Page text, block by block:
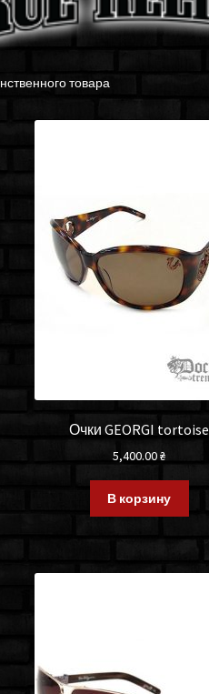
товара
Очки GEORGI tortoise
5,400.00₴
В корзину